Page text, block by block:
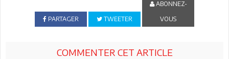
PARTAGER TWEETER
ABONNEZ-
VOUS
COMMENTER CET ARTICLE